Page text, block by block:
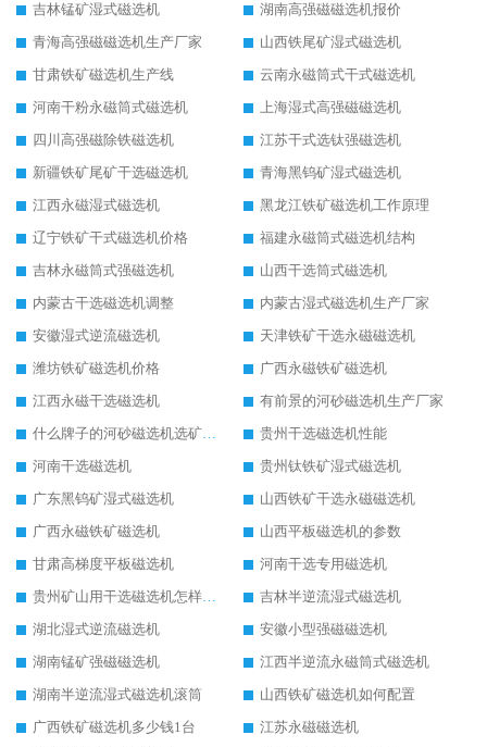
吉林锰矿湿式磁选机
湖南高强磁磁选机报价
青海高强磁磁选机生产厂家
山西铁尾矿湿式磁选机
甘肃铁矿磁选机生产线
云南永磁筒式干式磁选机
河南干粉永磁筒式磁选机
上海湿式高强磁磁选机
四川高强磁除铁磁选机
江苏干式选钛强磁选机
新疆铁矿尾矿干选磁选机
青海黑钨矿湿式磁选机
江西永磁湿式磁选机
黑龙江铁矿磁选机工作原理
辽宁铁矿干式磁选机价格
福建永磁筒式磁选机结构
吉林永磁筒式强磁选机
山西干选筒式磁选机
内蒙古干选磁选机调整
内蒙古湿式磁选机生产厂家
安徽湿式逆流磁选机
天津铁矿干选永磁磁选机
潍坊铁矿磁选机价格
广西永磁铁矿磁选机
江西永磁干选磁选机
有前景的河砂磁选机生产厂家
什么牌子的河砂磁选机选矿效果好
贵州干选磁选机性能
河南干选磁选机
贵州钛铁矿湿式磁选机
广东黑钨矿湿式磁选机
山西铁矿干选永磁磁选机
广西永磁铁矿磁选机
山西平板磁选机的参数
甘肃高梯度平板磁选机
河南干选专用磁选机
贵州矿山用干选磁选机怎样调磁
吉林半逆流湿式磁选机
湖北湿式逆流磁选机
安徽小型强磁磁选机
湖南锰矿强磁磁选机
江西半逆流永磁筒式磁选机
湖南半逆流湿式磁选机滚筒
山西铁矿磁选机如何配置
广西铁矿磁选机多少钱1台
江苏永磁磁选机